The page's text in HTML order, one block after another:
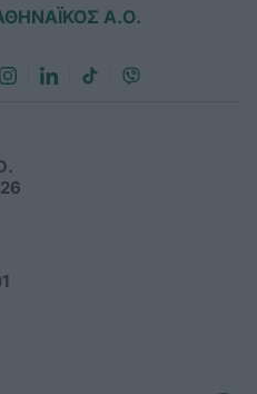
Α.Ο.